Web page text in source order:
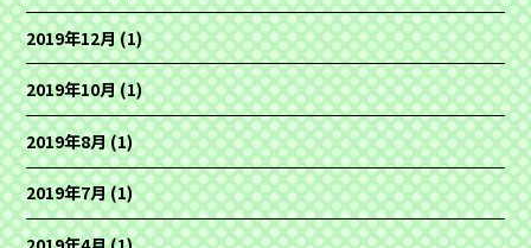
2019年12月(1)
2019年10月(1)
2019年8月(1)
2019年7月(1)